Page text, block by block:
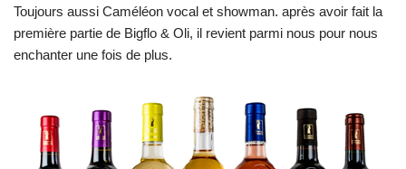
Toujours aussi Caméléon vocal et showman. après avoir fait la
première partie de Bigflo & Oli, il revient parmi nous pour nous
enchanter une fois de plus.